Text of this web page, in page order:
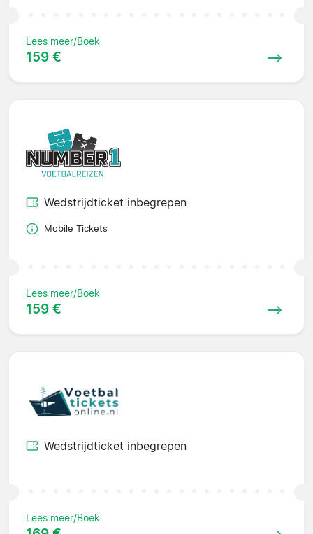
Lees meer/Boek
159 €
Wedstrijdticket inbegrepen
Mobile Tickets
Lees meer/Boek
159 €
Wedstrijdticket inbegrepen
Lees meer/Boek